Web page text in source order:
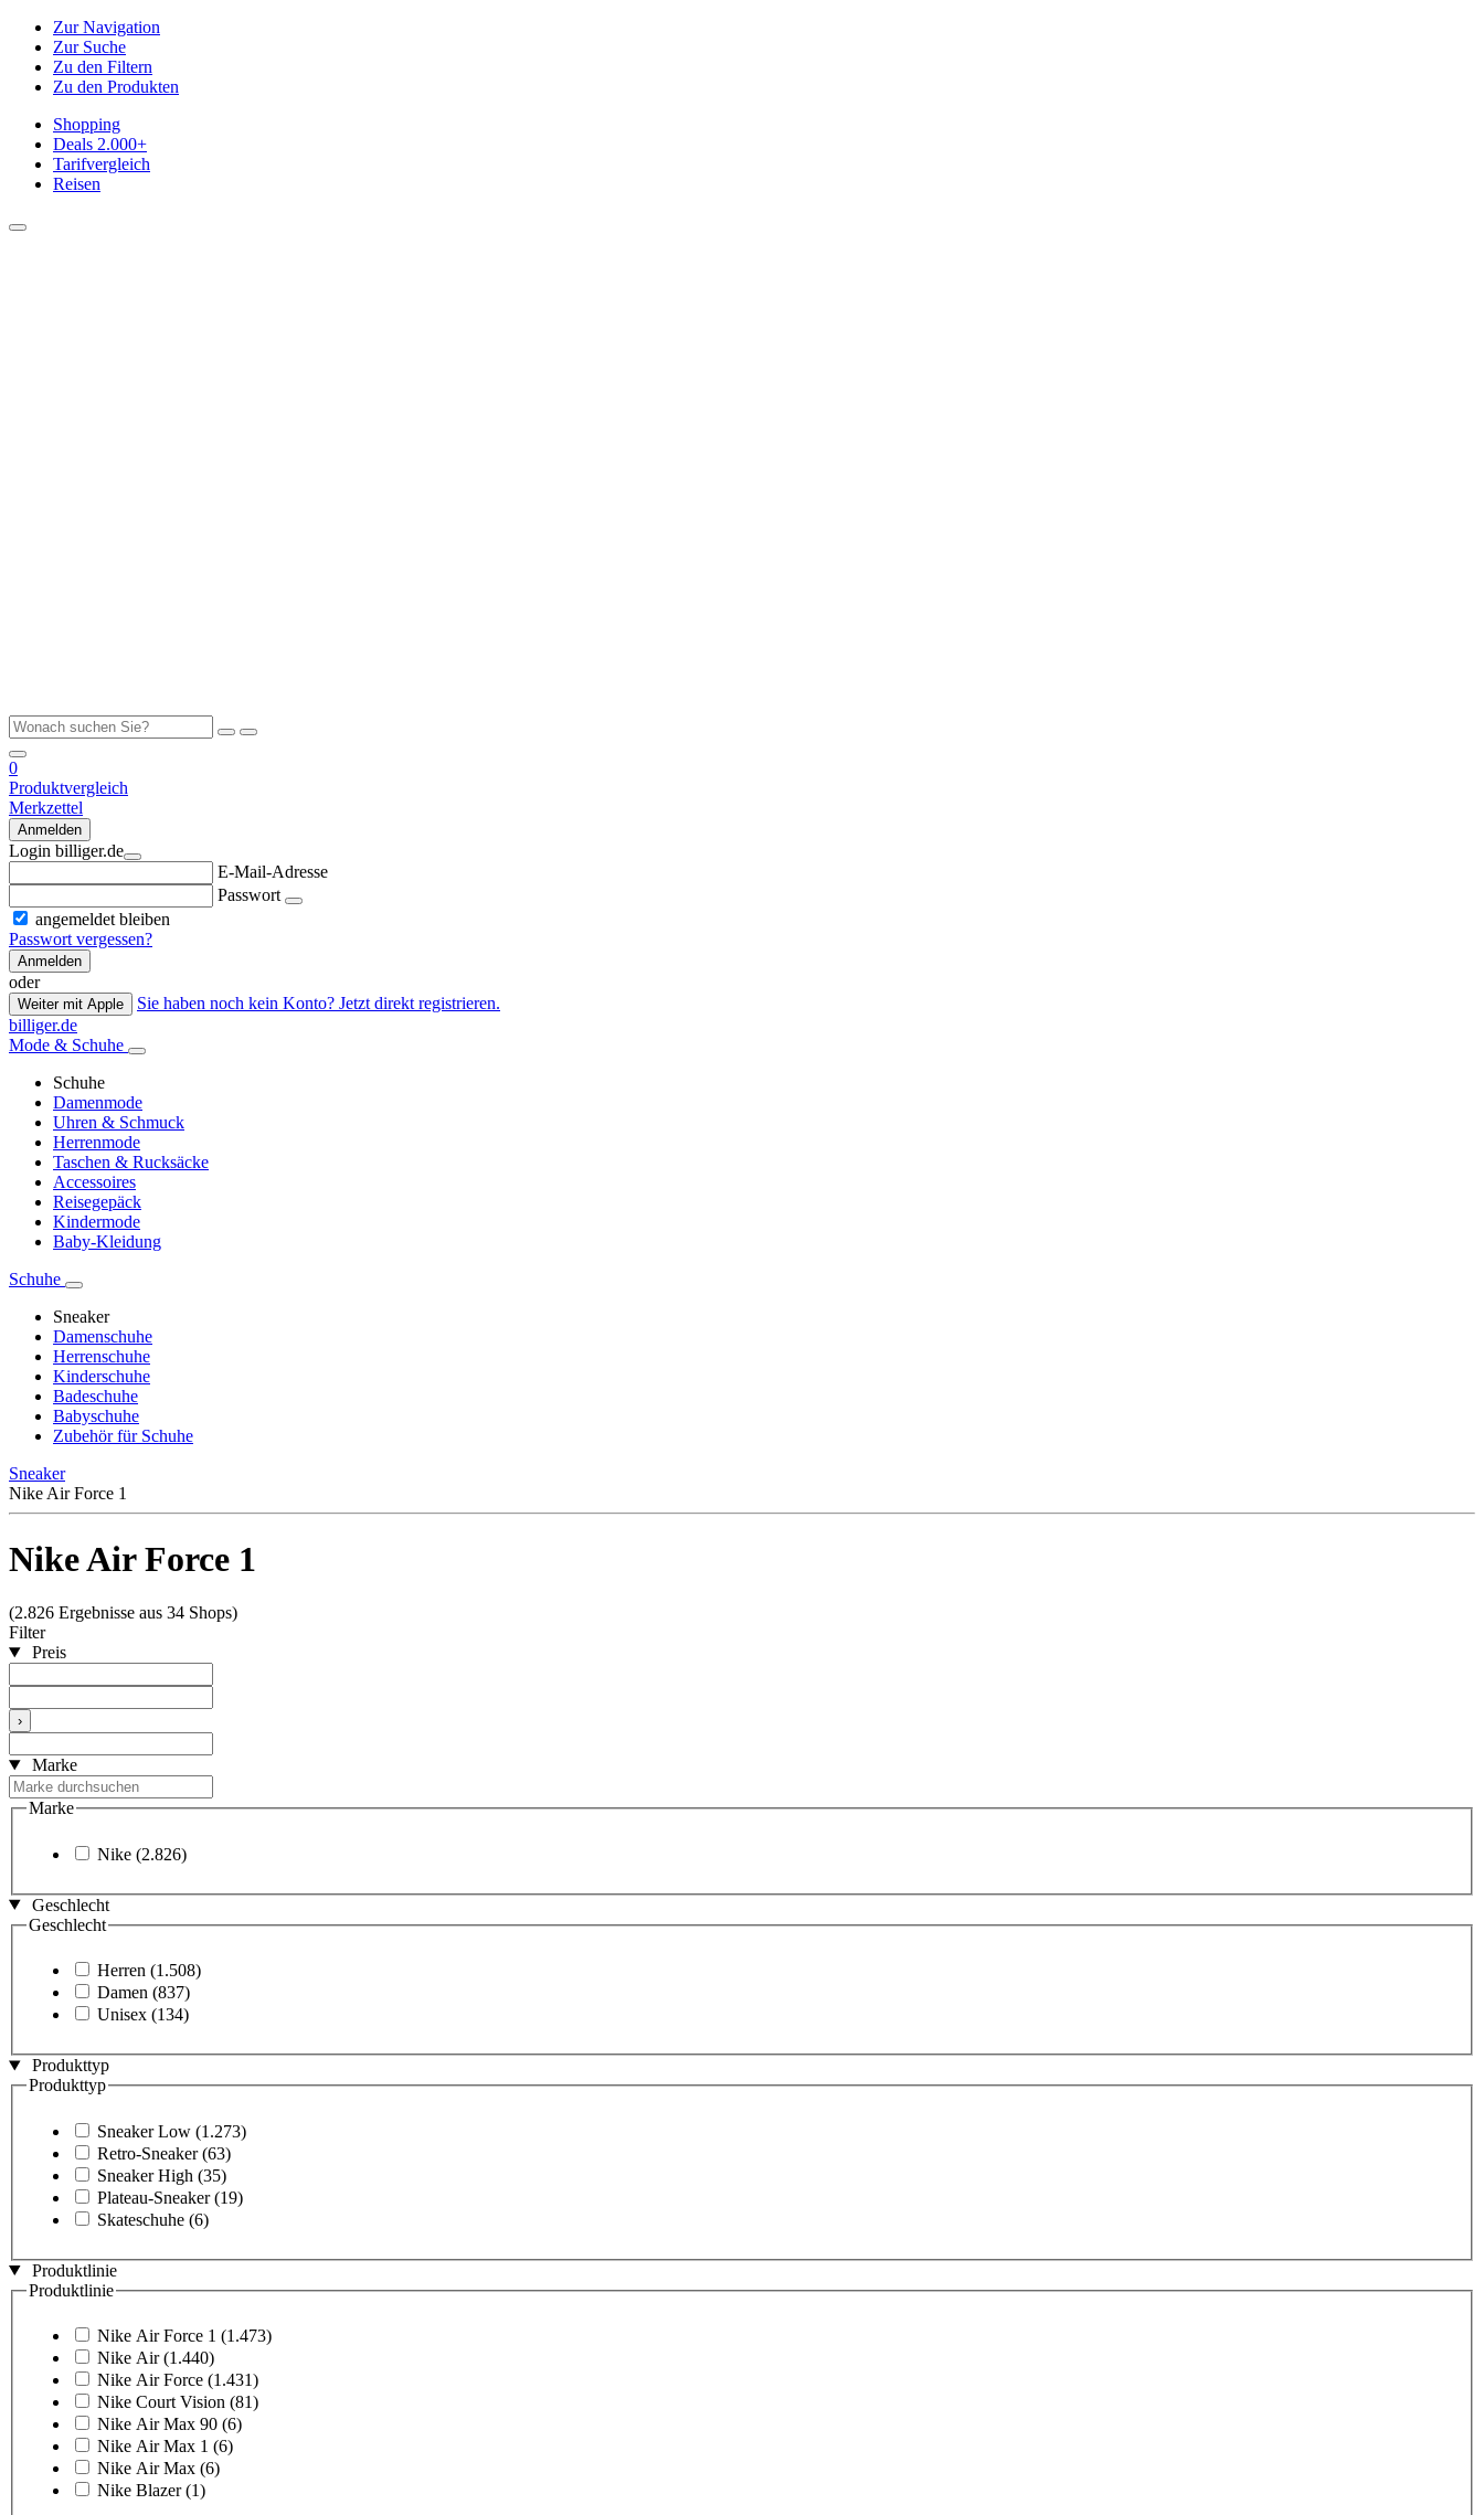
Zur Navigation
Zur Suche
Zu den Filtern
Zu den Produkten
Shopping
Deals 2.000+
Tarifvergleich
Reisen
0
Produktvergleich
Merkzettel
Anmelden
Login billiger.de
E-Mail-Adresse
Passwort
angemeldet bleiben
Passwort vergessen?
Anmelden
oder
Weiter mit Apple
Sie haben noch kein Konto? Jetzt direkt registrieren.
billiger.de
Mode & Schuhe
Schuhe
Damenmode
Uhren & Schmuck
Herrenmode
Taschen & Rucksäcke
Accessoires
Reisegepäck
Kindermode
Baby-Kleidung
Schuhe
Sneaker
Damenschuhe
Herrenschuhe
Kinderschuhe
Badeschuhe
Babyschuhe
Zubehör für Schuhe
Sneaker
Nike Air Force 1
Nike Air Force 1
(2.826 Ergebnisse aus 34 Shops)
Filter
Preis
›
Marke
Marke
Nike (2.826)
Geschlecht
Geschlecht
Herren (1.508)
Damen (837)
Unisex (134)
Produkttyp
Produkttyp
Sneaker Low (1.273)
Retro-Sneaker (63)
Sneaker High (35)
Plateau-Sneaker (19)
Skateschuhe (6)
Produktlinie
Produktlinie
Nike Air Force 1 (1.473)
Nike Air (1.440)
Nike Air Force (1.431)
Nike Court Vision (81)
Nike Air Max 90 (6)
Nike Air Max 1 (6)
Nike Air Max (6)
Nike Blazer (1)